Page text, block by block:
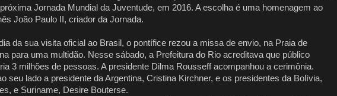
Jornada Mundial da Juventude, em 2016. A escolha é uma homenagem ao
João Paulo II, criador da Jornada.
da sua visita oficial ao Brasil, o pontífice rezou a missa de envio, na Praia de
para uma multidão. Nesse sábado, a Prefeitura do Rio acreditava que público
3 milhões de pessoas. A presidente Dilma Rousseff acompanhou a cerimônia.
seu lado a presidente da Argentina, Cristina Kirchner, e os presidentes da Bolívia,
e Suriname, Desire Bouterse.